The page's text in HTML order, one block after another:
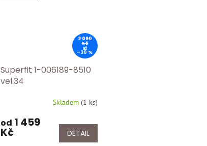
2 090
Kč
až
–30 %
Superfit 1-006189-8510
vel.34
Skladem (1 ks)
od 1 459
Kč DETAIL